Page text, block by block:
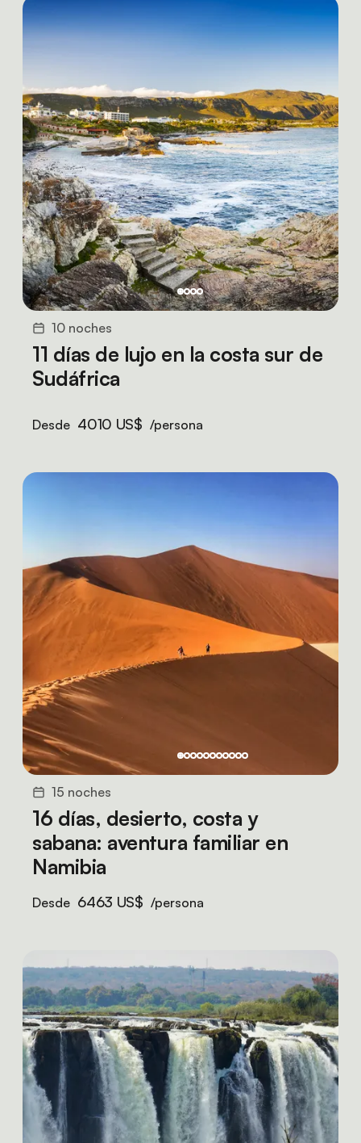
10 noches
11 días de lujo en la costa sur de
Sudáfrica
Desde 4010 US$ /persona
15 noches
16 días, desierto, costa y
sabana: aventura familiar en
Namibia
Desde 6463 US$ /persona